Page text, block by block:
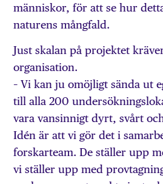
människor, för att se hur
naturens mångfald.
Just skalan på projektet
organisation.
– Vi kan ju omöjligt sända ut
till alla 200
vara vansinnigt dyrt, svårt
Idén är att vi gör det i
forskarteam. De ställer upp
vi ställer upp med